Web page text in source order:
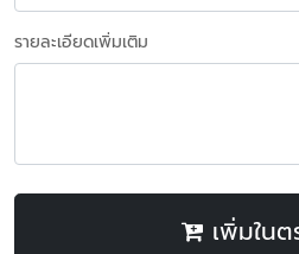
รายละเอียดเพิ่มเติม
เพิ่มในต